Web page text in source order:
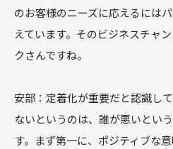
のお客様のニーズに応えるには
えています。そのビジネスチャ
クさんですね。
安部：定着化が重要だと認識し
ないというのは、誰が悪いとい
す。まず第一に、ポジティブな